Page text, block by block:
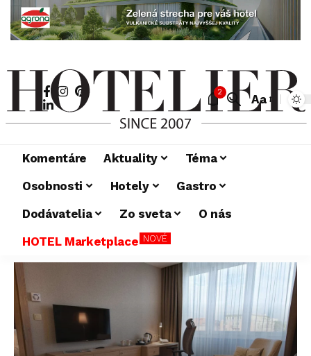
2
Aa
Komentáre Aktuality
Téma
Osobnosti
Hotely
Gastro
Dodávatelia
Zo sveta
O nás
HOTEL Marketplace NOVÉ